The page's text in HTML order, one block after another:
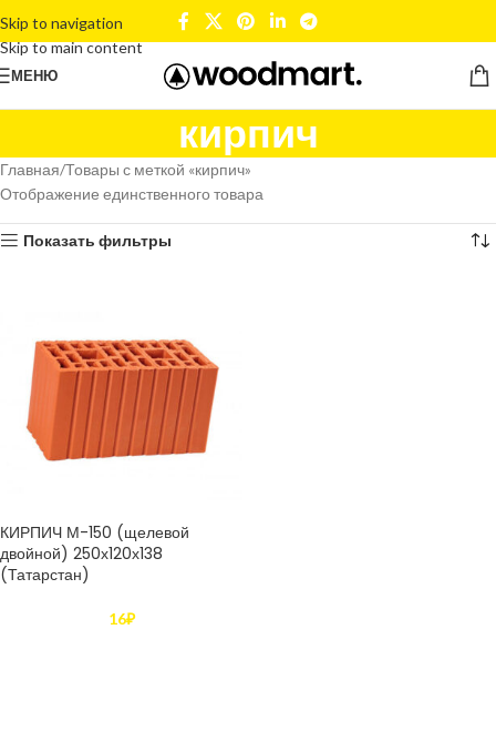
Skip to navigation
Skip to main content
МЕНЮ
кирпич
Главная Товары с меткой «кирпич»
Отображение единственного товара
Показать фильтры
КИРПИЧ М-150 (щелевой
двойной) 250х120х138
(Татарстан)
16₽